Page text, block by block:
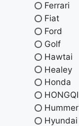
Ferrari
Fiat
Ford
Golf
Hawtai
Healey
Honda
HONGQI
Hummer
Hyundai